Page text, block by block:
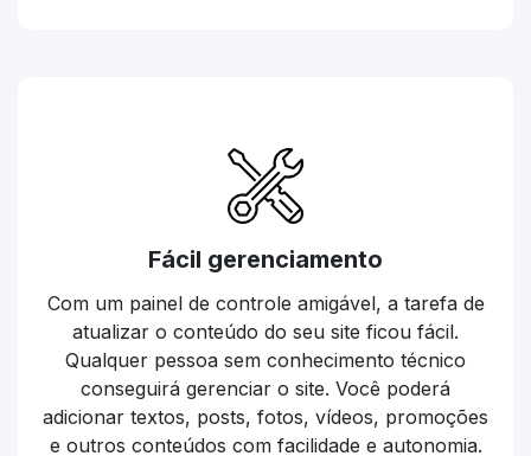
Fácil gerenciamento
Com um painel de controle amigável, a tarefa de
atualizar o conteúdo do seu site ficou fácil.
Qualquer pessoa sem conhecimento técnico
conseguirá gerenciar o site. Você poderá
adicionar textos, posts, fotos, vídeos, promoções
e outros conteúdos com facilidade e autonomia.